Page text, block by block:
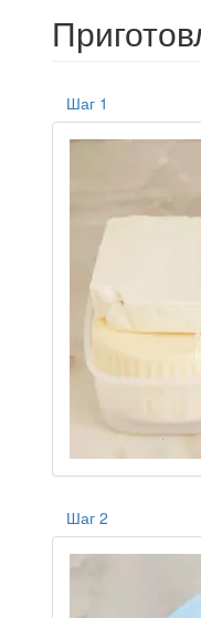
Шаг 1
Шаг 2